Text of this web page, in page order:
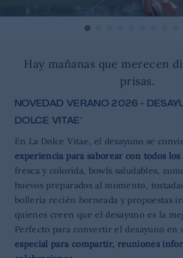
Hay mañanas que merecen
prisas.
NOVEDAD VERANO 2026 -
DOLCE VITAE"
En La Dolce Vitae, el desayuno se
experiencia para saborear con todos los
fresca y colorida, bowls saludables,
huevos preparados al momento,
bollería recién horneada y propuestas
quienes creen que el desayuno es la
Perfecto para convertir el desayuno en
especial para compartir, reuniones